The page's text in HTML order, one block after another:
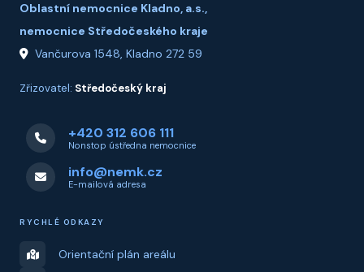
Oblastní nemocnice Kladno, a.s.,
nemocnice Středočeského kraje
Vančurova 1548, Kladno 272 59
Zřizovatel: Středočeský kraj
+420 312 606 111
Nonstop ústředna nemocnice
info@nemk.cz
E-mailová adresa
RYCHLÉ ODKAZY
Orientační plán areálu